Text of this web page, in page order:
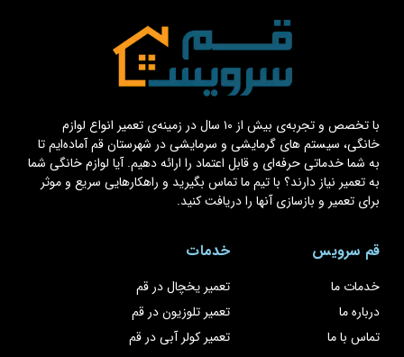
با تخصص و تجربه‌ی بیش از ۱۰ سال در زمینه‌ی تعمیر انواع لوازم
خانگی، سیستم های گرمایشی و سرمایشی در شهرستان قم آماده‌ایم تا
به شما خدماتی حرفه‌ای و قابل اعتماد را ارائه دهیم. آیا لوازم خانگی شما
به تعمیر نیاز دارند؟ با تیم ما تماس بگیرید و راهکارهایی سریع و موثر
برای تعمیر و بازسازی آنها را دریافت کنید.
قم سرویس
خدمات ما
درباره ما
تماس با ما
خدمات
تعمیر یخچال در قم
تعمیر تلوزیون در قم
تعمیر کولر آبی در قم